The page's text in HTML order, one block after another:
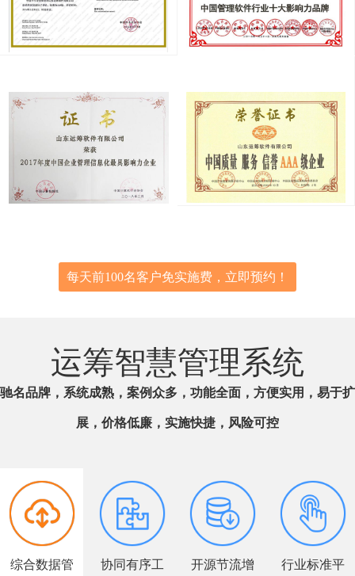
每天前100名客户免实施费，立即预约！
运筹智慧管理系统
驰名品牌，系统成熟，案例众多，功能全面，方便实用，易于扩
展，价格低廉，实施快捷，风险可控
综合数据管
协同有序工
开源节流增
行业标准平